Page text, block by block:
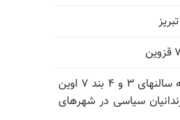
حمله گارد زندان به سالنهای ۳ و ۴ بند ۷ اوین
سیاسی در شهرهای